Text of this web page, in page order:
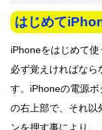
はじめて
iPhoneをはじめて使
必ず覚えければなら
す。iPhoneの電源
の右上部で、それ以
ンを押す事により